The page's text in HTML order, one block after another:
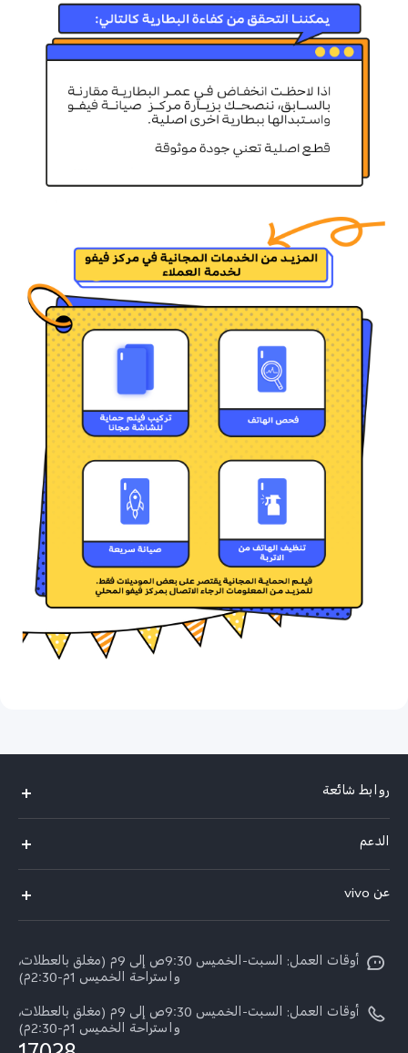
روابط شائعة
X300 FE
X300 Ultra
Y11d
V70 FE
الدعم
Funtouch OS
مراكز الصيانة
أسعار قطع الغيار
عن vivo
الأخبار
ARABIC/العربية:
أوقات العمل: السبت-الخميس 9:30ص إلى 9م (مغلق بالعطلات،
واستراحة الخميس 1م-2:30م)
أوقات العمل: السبت-الخميس 9:30ص إلى 9م (مغلق بالعطلات،
واستراحة الخميس 1م-2:30م)